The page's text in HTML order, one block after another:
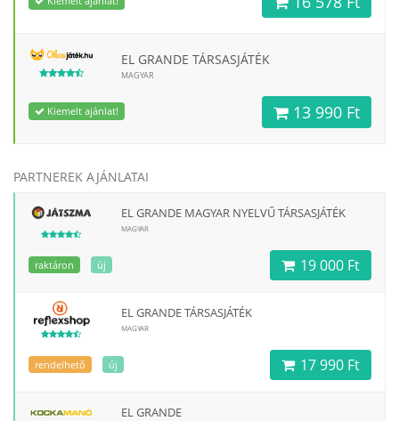
EL GRANDE TÁRSASJÁTÉK
MAGYAR
Kiemelt ajánlat! 13 990 Ft
PARTNEREK AJÁNLATAI
EL GRANDE MAGYAR NYELVŰ TÁRSASJÁTÉK
MAGYAR
raktáron új 19 000 Ft
EL GRANDE TÁRSASJÁTÉK
MAGYAR
rendelhető új 17 990 Ft
EL GRANDE